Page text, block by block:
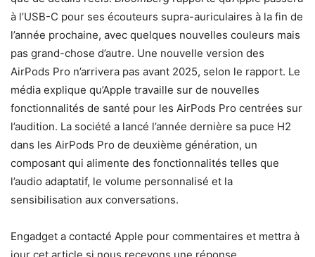
à l’USB-C pour ses écouteurs supra-auriculaires à la fin de
l’année prochaine, avec quelques nouvelles couleurs mais
pas grand-chose d’autre. Une nouvelle version des
AirPods Pro n’arrivera pas avant 2025, selon le rapport. Le
média explique qu’Apple travaille sur de nouvelles
fonctionnalités de santé pour les AirPods Pro centrées sur
l’audition. La société a lancé l’année dernière sa puce H2
dans les AirPods Pro de deuxième génération, un
composant qui alimente des fonctionnalités telles que
l’audio adaptatif, le volume personnalisé et la
sensibilisation aux conversations.
Engadget a contacté Apple pour commentaires et mettra à